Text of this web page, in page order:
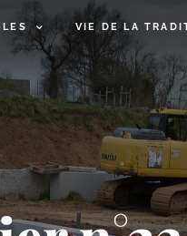
VIE DE LA